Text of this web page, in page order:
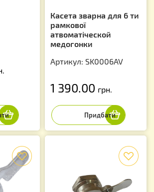
Касета зварна для 6 ти
рамкової
атвоматіческой
медогонки
Артикул: SK0006AV
1 390.00 грн.